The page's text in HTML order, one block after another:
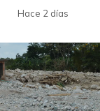
Hace 2 días